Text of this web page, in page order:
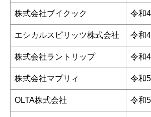
株式会社ブイクック 令和
エシカルスピリッツ株式会社 令和
株式会社ラントリップ 令和
株式会社マプリィ 令和
OLTA株式会社 令和